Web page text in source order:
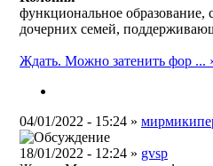
функциональное образование,
дочерних семей,
Ждать. Можно затенить фор ... ›
04/01/2022 - 15:24 »
18/01/2022 - 12:24 » gvsp